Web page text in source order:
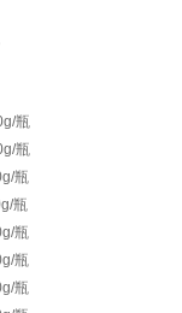
瓶
瓶
瓶
瓶
瓶
瓶
瓶